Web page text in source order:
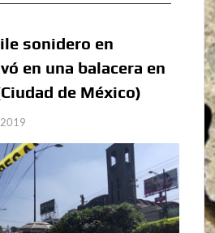
sonidero en
en una balacera en
de México)